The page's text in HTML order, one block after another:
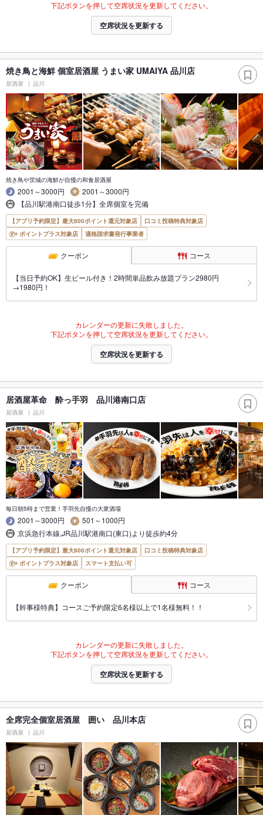
下記ボタンを押して空席状況を更新してください。
空席状況を更新する
焼き鳥と海鮮 個室居酒屋 うまい家 UMAIYA 品川店
居酒屋 品川
焼き鳥や茨城の海鮮が自慢の和食居酒屋
2001～3000円
2001～3000円
【品川駅港南口徒歩1分】全席個室を完備
【アプリ予約限定】最大800ポイント還元対象店
口コミ投稿特典対象店
ポイントプラス対象店
適格請求書発行事業者
クーポン コース
【当日予約OK】生ビール付き！2時間単品飲み放題プラン2980円
→1980円！
カレンダーの更新に失敗しました。
下記ボタンを押して空席状況を更新してください。
空席状況を更新する
居酒屋革命 酔っ手羽 品川港南口店
居酒屋 品川
毎日朝5時まで営業！手羽先自慢の大衆酒場
2001～3000円
501～1000円
京浜急行本線,JR品川駅港南口(東口)より徒歩約4分
【アプリ予約限定】最大800ポイント還元対象店
口コミ投稿特典対象店
ポイントプラス対象店
スマート支払い可
クーポン コース
【幹事様特典】コースご予約限定6名様以上で1名様無料！！
カレンダーの更新に失敗しました。
下記ボタンを押して空席状況を更新してください。
空席状況を更新する
全席完全個室居酒屋 囲い 品川本店
居酒屋 品川